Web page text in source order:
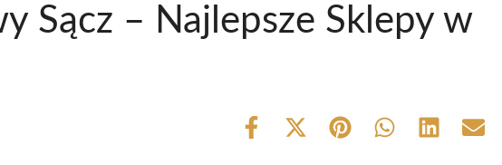
Sącz – Najlepsze Sklepy w
Share
Share Share Share Share Share